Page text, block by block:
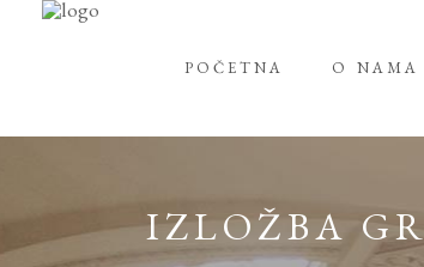
POČETNA O NAMA
IZLOŽBA